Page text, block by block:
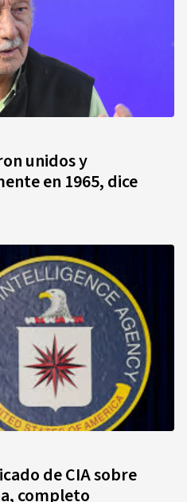
unidos y
en 1965, dice
de CIA sobre
completo